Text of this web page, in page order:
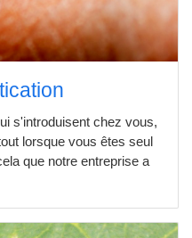
s'introduisent chez vous,
lorsque vous êtes seul
que notre entreprise a